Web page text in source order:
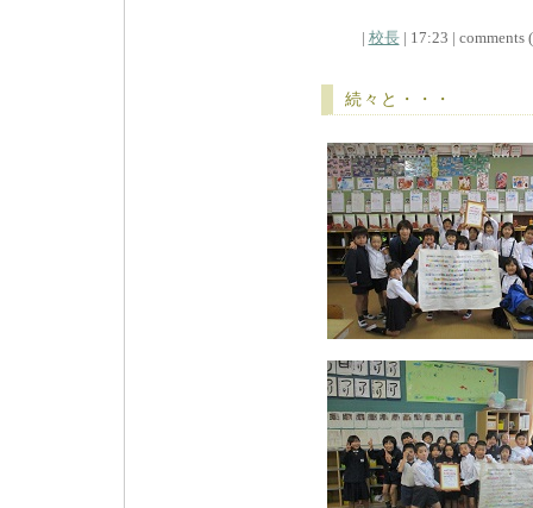
| 校長| 17:23 | comments
続々と・・・